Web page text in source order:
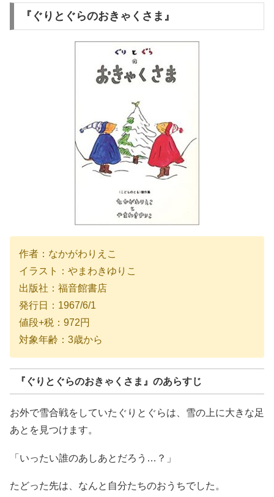
『ぐりとぐらのおきゃくさま』
作者：なかがわりえこ
イラスト：やまわきゆりこ
出版社：福音館書店
発行日：1967/6/1
値段+税：972円
対象年齢：3歳から
『ぐりとぐらのおきゃくさま』のあらすじ
お外で雪合戦をしていたぐりとぐらは、雪の上に大きな足
あとを見つけます。
「いったい誰のあしあとだろう…？」
たどった先は、なんと自分たちのおうちでした。